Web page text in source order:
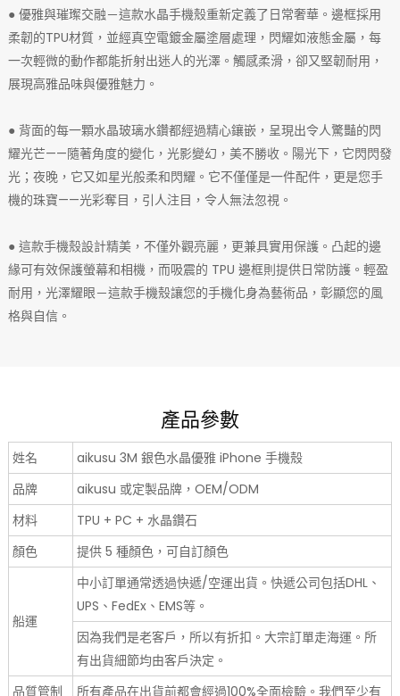
● 優雅與璀璨交融－這款水晶手機殼重新定義了日常奢華。邊框採用
柔韌的TPU材質，並經真空電鍍金屬塗層處理，閃耀如液態金屬，每
一次輕微的動作都能折射出迷人的光澤。觸感柔滑，卻又堅韌耐用，
展現高雅品味與優雅魅力。
● 背面的每一顆水晶玻璃水鑽都經過精心鑲嵌，呈現出令人驚豔的閃
耀光芒——隨著角度的變化，光影變幻，美不勝收。陽光下，它閃閃發
光；夜晚，它又如星光般柔和閃耀。它不僅僅是一件配件，更是您手
機的珠寶——光彩奪目，引人注目，令人無法忽視。
● 這款手機殼設計精美，不僅外觀亮麗，更兼具實用保護。凸起的邊
緣可有效保護螢幕和相機，而吸震的 TPU 邊框則提供日常防護。輕盈
耐用，光澤耀眼－這款手機殼讓您的手機化身為藝術品，彰顯您的風
格與自信。
產品參數
姓名
aikusu 3M 銀色水晶優雅 iPhone 手機殼
品牌
aikusu 或定製品牌，OEM/ODM
材料
TPU + PC + 水晶鑽石
顏色
提供 5 種顏色，可自訂顏色
船運
中小訂單通常透過快遞/空運出貨。快遞公司包括DHL、
UPS、FedEx、EMS等。
因為我們是老客戶，所以有折扣。大宗訂單走海運。所
有出貨細節均由客戶決定。
品質管制
所有產品在出貨前都會經過100%全面檢驗。我們至少有